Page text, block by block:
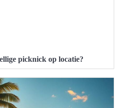
picknick op locatie?